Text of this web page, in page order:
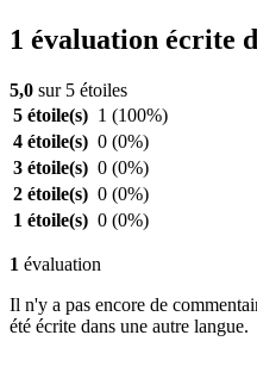
1 évaluation écrite
5,0 sur 5 étoiles
5 étoile(s) 1 (100%)
4 étoile(s) 0 (0%)
3 étoile(s) 0 (0%)
2 étoile(s) 0 (0%)
1 étoile(s) 0 (0%)
1 évaluation
Il n'y a pas encore de
été écrite dans une autre langue.